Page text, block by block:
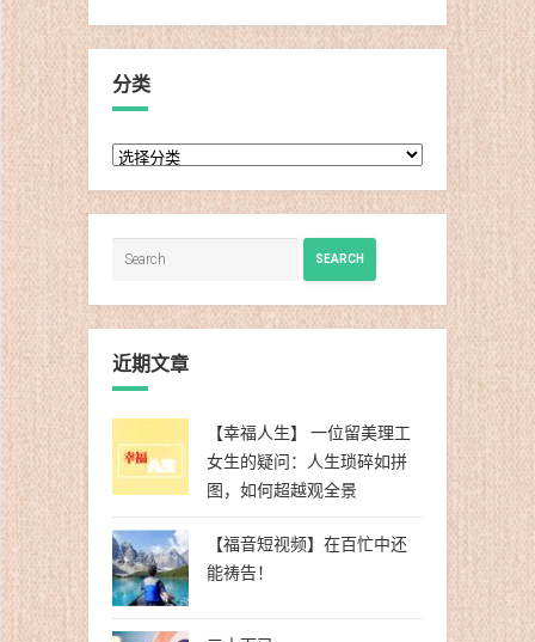
分类
分
SEARCH
近期文章
【幸福人生】 一位留美理工
女生的疑问：人生琐碎如拼
图，如何超越观全景
【福音短视频】在百忙中还
能祷告！